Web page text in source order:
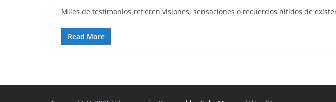
Miles de testimonios refieren visiones, sensaciones o recuerdos nítidos de
Read More